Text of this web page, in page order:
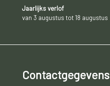
Jaarlijks verlof
van 3 augustus tot 18 augustus
Contactgegevens